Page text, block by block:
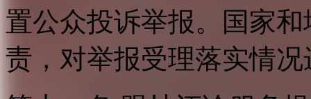
置公众投诉举报。国家
责，对举报受理落实情